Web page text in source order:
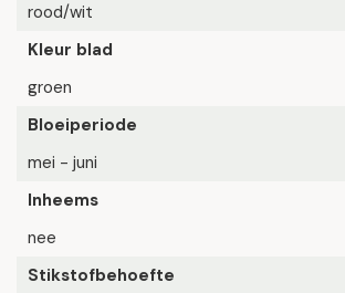
rood/wit
Kleur blad
groen
Bloeiperiode
mei - juni
Inheems
nee
Stikstofbehoefte